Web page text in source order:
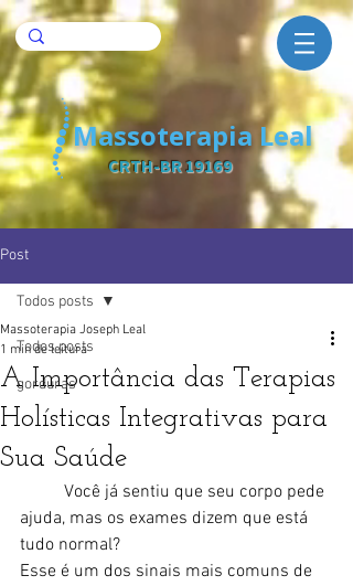
Massoterapia Leal
CRTH-BR 19169
Post
Todos posts
gorduras
Todos posts
A Importância das Terapias
Holísticas Integrativas para
Sua Saúde
Massoterapia Joseph Leal
1 min de leitura
ajuda, mas os exames dizem que está
tudo normal?
Esse é um dos sinais mais comuns de